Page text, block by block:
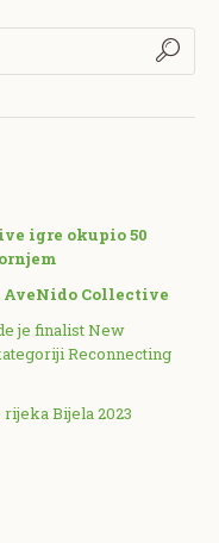
igre okupio 50
Collective
je finalist New
Reconnecting
Bijela 2023